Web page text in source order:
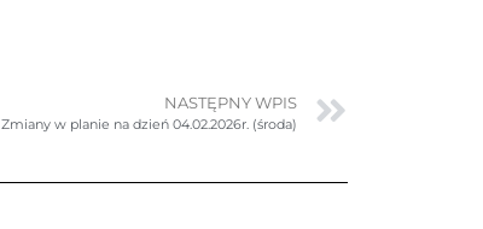
NASTĘPNY WPIS
Zmiany w planie na dzień 04.02.2026r. (środa)